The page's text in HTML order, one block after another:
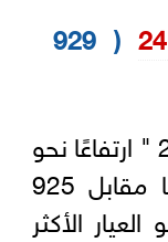
( 929
شهد سعر جرام الذهب "عيار 24 " ارتفاعًا نحو
4 جنيهات ليسجل 929 جنيهًا مقابل 925
الأكثر